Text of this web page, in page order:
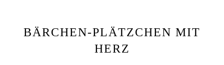
BÄRCHEN-PLÄTZCHEN MIT
HERZ